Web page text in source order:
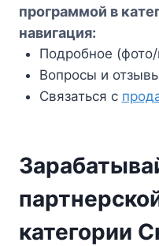
программой
в
категории
Скидки
программой в
навигация:
Подробное
Вопросы и
Связаться с
категории